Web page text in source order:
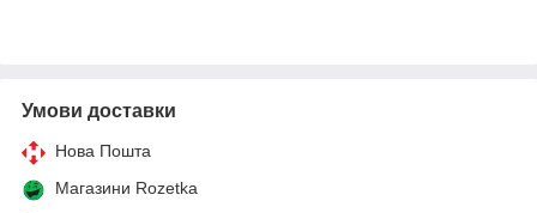
Умови доставки
Нова Пошта
Магазини Rozetka